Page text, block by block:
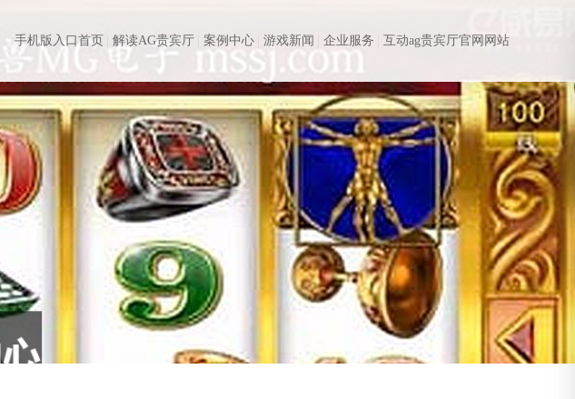
手机版入口首页 解读AG贵宾厅 案例中心 游戏新闻 企业服务 互动ag贵宾厅官网网站